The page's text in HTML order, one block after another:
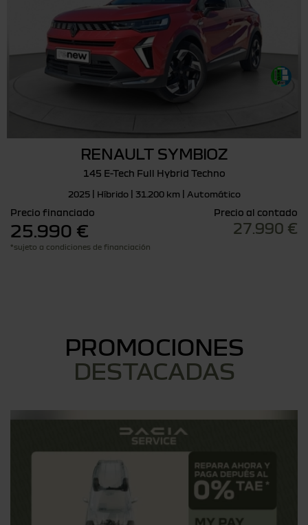
RENAULT SYMBIOZ
145 E-Tech Full Hybrid Techno
2025 | Híbrido | 31.200 km | Automático
Precio financiado
25.990 €
*sujeto a condiciones de financiación
Precio al contado
27.990 €
PROMOCIONES
DESTACADAS